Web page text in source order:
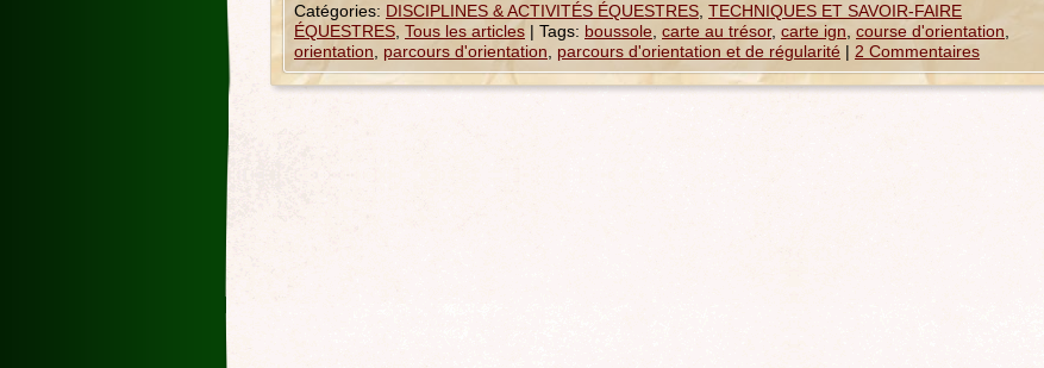
Catégories: DISCIPLINES & ACTIVITÉS ÉQUESTRES TECHNIQUES ET SAVOIR-FAIRE
ÉQUESTRES Tous les articles | Tags: boussole carte au trésor, carte ign course d'orientation
orientation
parcours d'orientation parcours d'orientation et de régularité | 2 Commentaires